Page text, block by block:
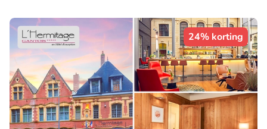
24% korting